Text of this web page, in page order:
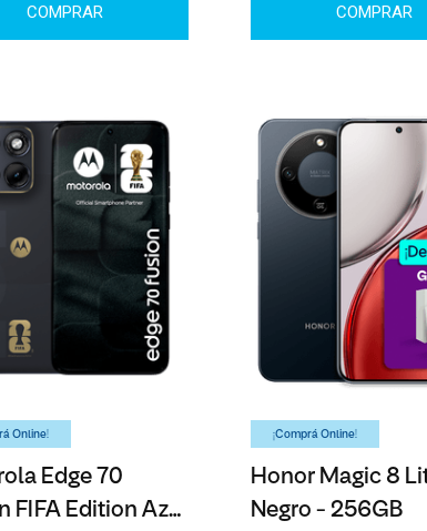
COMPRAR COMPRAR
Online!
Edge 70
FIFA Edition Azul
¡Comprá Online!
Honor Magic 8
Negro - 256GB